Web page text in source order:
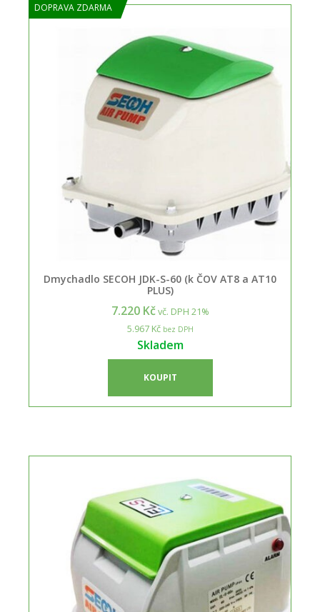
DOPRAVA ZDARMA
Dmychadlo SECOH JDK-S-60 (k ČOV AT8 a AT10
PLUS)
7.220 Kčvč. DPH 21%
5.967 Kčbez DPH
Skladem
KOUPIT